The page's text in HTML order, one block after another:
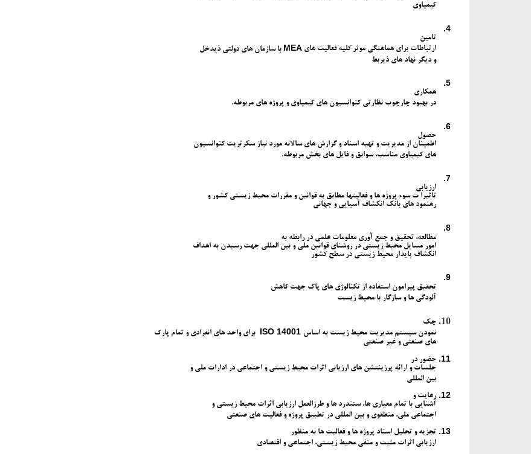
کیمیاوی
4.
تامین
ارتباطات برای هماهنگی موثر کلیه فعالیت های MEA با سازمان های دولتی ذیدخل
و دیگر نهاد های ذیربط
5.
همکاری
در بهبود چارچوب نظارتی کنوانسیون های کیمیاوی و پروژه های مربوطه.
6.
حصول
اطمینان از مدیریت و تهیه اسناد و گزارش های سالانه مورد نیاز سکرتریت کنوانسیون
های کیمیاوی مناسب، سوابق و فایل های بخش مربوطه.
7.
ارزیابی
تاثیرا ت سوء پروژه ها و فعالیتها مطابق به قوانین و مقررات محیط زیستی کشور و
رهنمود های بانک انکشاف آسیایی و جهانی
8.
مطالعه، تحقیق و جمع آوری معلومات علمی در رابطه به
امور مسایل محیط زیستی در روشنای قوانین ملی و بین المللی جهت رسیدن به اهداف
انکشاف پایدار محیط زیستی در سطح کشور
9.
تحقیق پیرامون استفاده از تکنالوژی های پاک جهت کاهش
آلودگی ها و سازگار با محیط زیست
10.
چک
نمودن سیستم مدیریت محیط زیست به اساس ISO 14001 برای واحد های انفرادی و تمام پارک
های صنعتی و غیر صنعتی
11.
حضور در
جلسات و ارائه پرزینتشن های ارزیابی اثرات محیط زیستی و اجتماعی در ادارات ملی و
بین المللی
12.
رعایت و
آشنایی با تمام معیاری ها، ستندرد ها و طرزالعمل ارزیابی اثرات محیط زیستی و
اجتماعی ملی، منطقوی و بین المللی در تطبیق پروژه و فعالیت های صنعتی
13.
تجزیه و تحلیل اسناد پروژه ها و فعالیت ها به منظور
ارزیابی اثرات مثبت و منفی محیط زیستی، اجتماعی و اقتصادی